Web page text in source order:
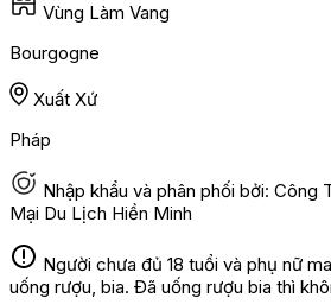
Vùng Làm Vang
Bourgogne
Xuất Xứ
Pháp
Nhập khẩu và phân phối bởi: Công
Mại Du Lịch Hiền Minh
Người chưa đủ 18 tuổi và phụ nữ
uống rượu, bia. Đã uống rượu bia thì